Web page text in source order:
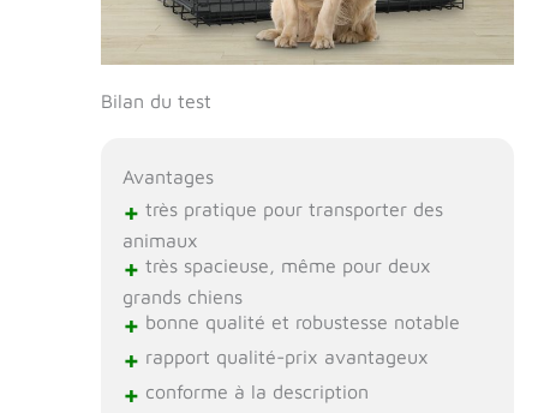
Bilan du test
Avantages
+ très pratique pour transporter des
animaux
+ très spacieuse, même pour deux
grands chiens
+ bonne qualité et robustesse notable
+ rapport qualité-prix avantageux
+ conforme à la description